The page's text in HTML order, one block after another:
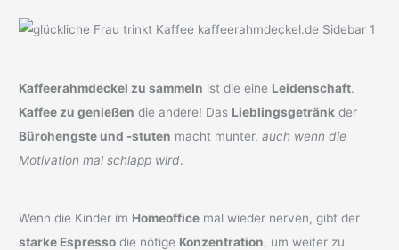
Kaffeerahmdeckel zu sammeln ist die eine Leidenschaft.
Kaffee zu genießen die andere! Das Lieblingsgetränk der
Bürohengste und -stuten macht munter,auch wenn die
Motivation mal schlapp wird.
Wenn die Kinder im Homeoffice mal wieder nerven, gibt der
starke Espresso die nötige Konzentration, um weiter zu